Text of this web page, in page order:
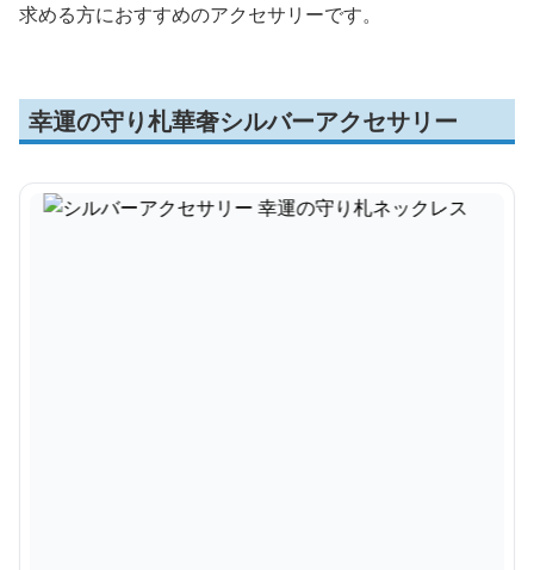
求める方におすすめのアクセサリーです。
幸運の守り札華奢シルバーアクセサリー